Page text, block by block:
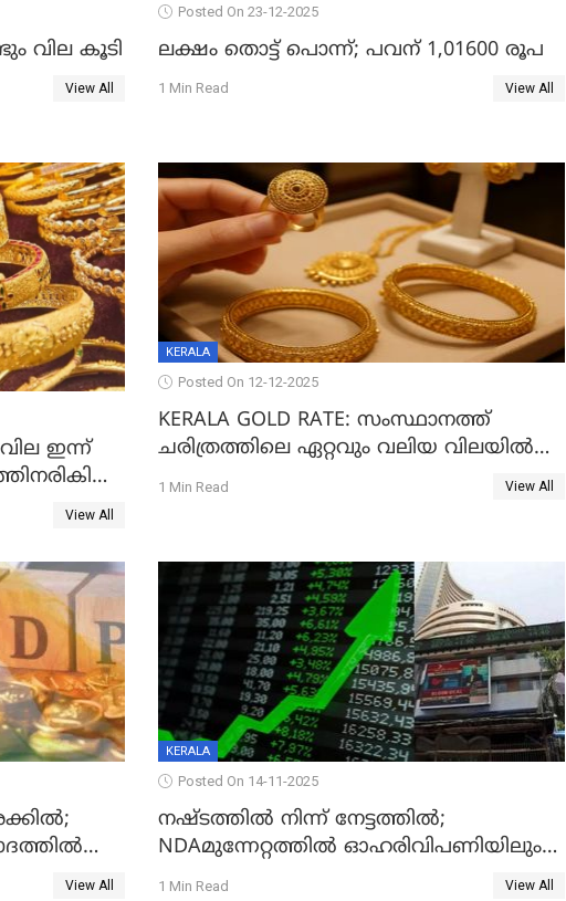
വില കൂടി
View All
Posted On 23-12-2025
ലക്ഷം തൊട്ട് പൊന്ന്; പവന് 1,01600 രൂപ
1 Min Read View All
ഇന്ന്
View All
KERALA
Posted On 12-12-2025
KERALA GOLD RATE: സംസ്ഥാനത്ത്
ചരിത്രത്തിലെ ഏറ്റവും വലിയ വിലയിൽ
സ്വർണം; സർവ്വകാല റെക്കോർഡിൽ
1 Min Read View All
View All
KERALA
Posted On 14-11-2025
നഷ്ടത്തിൽ നിന്ന് നേട്ടത്തിൽ;
NDAമുന്നേറ്റത്തിൽ ഓഹരിവിപണിയിലും
കുതിപ്പ്
1 Min Read View All